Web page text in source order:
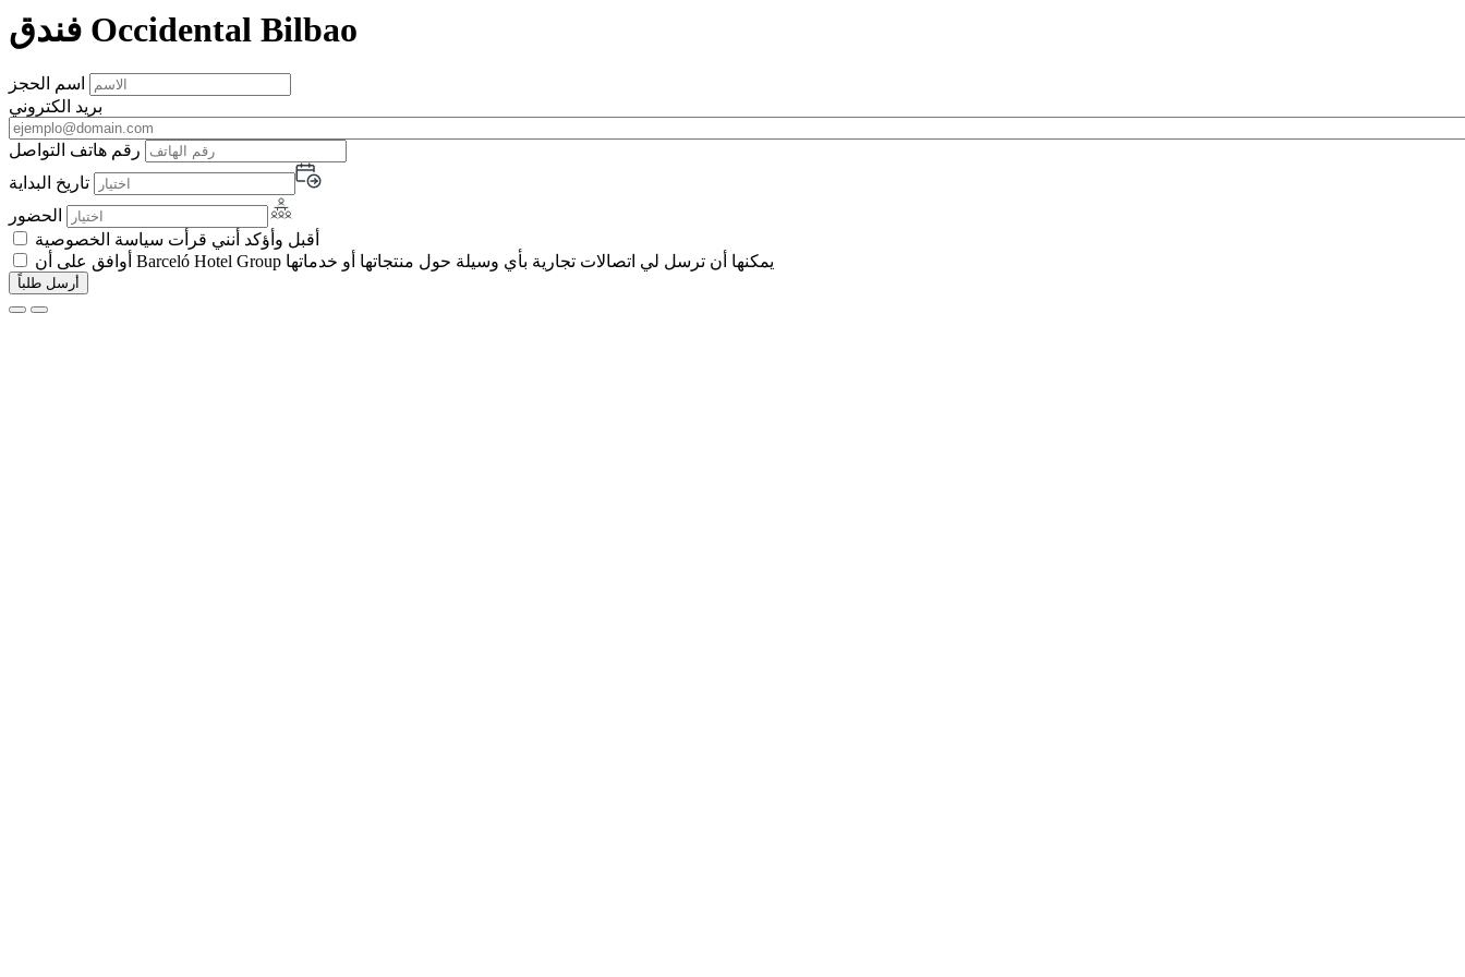
فندق Occidental Bilbao
اسم الحجز
بريد الكتروني
رقم هاتف التواصل
تاريخ البداية
الحضور
أقبل وأؤكد أنني قرأت سياسة الخصوصية
أوافق على أن Barceló Hotel Group يمكنها أن ترسل لي اتصالات تجارية بأي وسيلة حول منتجاتها أو خدماتها
أرسل طلباً